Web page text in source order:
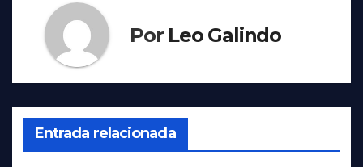
Por Leo Galindo
Entrada relacionada